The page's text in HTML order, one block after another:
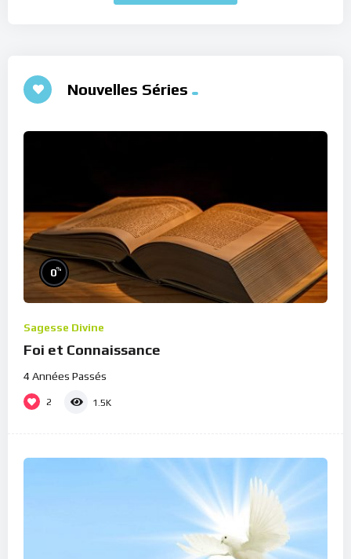
Nouvelles Séries
0%
Sagesse Divine
Foi et Connaissance
4 Années Passés
2 1.5K